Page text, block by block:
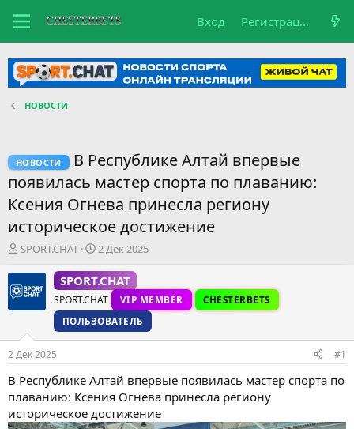
Вход Регистрация
НОВОСТИ
НОВОСТИ
В Республике Алтай впервые
появилась мастер спорта по плаванию:
Ксения Огнева принесла региону
историческое достижение
А
т
о
е
м
ы
SPORT.CHAT
Д
т
а
н
а
ч
л
а
2 Дек 2025
SPORT.CHAT
SPORT.CHAT VIP MEMBER
CHESTERBETS
ПОЛЬЗОВАТЕЛЬ
2 Дек 2025 #1
В Республике Алтай впервые появилась мастер спорта по
плаванию: Ксения Огнева принесла региону
историческое достижение